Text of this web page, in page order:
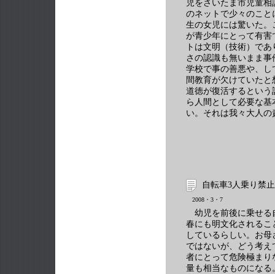
児をさいたま市児童
のネットで少々のこ
生の女児には驚いた
が青少年にとって有
トは文明（技術）で
さの認識も無いまま
学校で事の善悪や、
間教育が欠けていた
道徳が復活するとい
ら人間として必要な
い。それは我々大人の
自転車3人乗り禁
2008・3・7
幼児を前後に乗せる
春にも明文化される
しているらしい。お
ではないが、どう考
者にとって危険極ま
量も相当なものにな